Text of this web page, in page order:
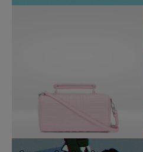
VIDÉO
PAUSE,
APPUYEZ
SUR
SON